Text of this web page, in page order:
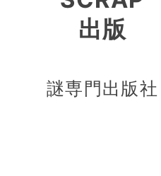
出版
謎専門出版社